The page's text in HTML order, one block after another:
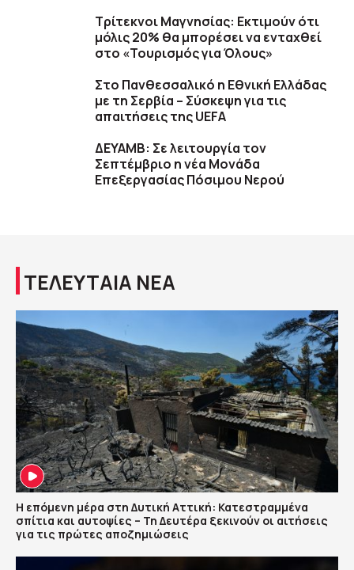
Τρίτεκνοι Μαγνησίας: Εκτιμούν ότι
μόλις 20% θα μπορέσει να ενταχθεί
στο «Τουρισμός για Όλους»
Στο Πανθεσσαλικό η Εθνική Ελλάδας
με τη Σερβία – Σύσκεψη για τις
απαιτήσεις της UEFA
ΔΕΥΑΜΒ: Σε λειτουργία τον
Σεπτέμβριο η νέα Μονάδα
Επεξεργασίας Πόσιμου Νερού
ΤΕΛΕΥΤΑΙΑ ΝΕΑ
Η επόμενη μέρα στη Δυτική Αττική: Κατεστραμμένα
σπίτια και αυτοψίες – Τη Δευτέρα ξεκινούν οι αιτήσεις
για τις πρώτες αποζημιώσεις